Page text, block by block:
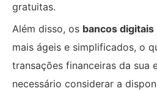
gratuitas.
Além disso, os bancos digitais
mais ágeis e simplificados, o
transações financeiras da sua
necessário considerar a